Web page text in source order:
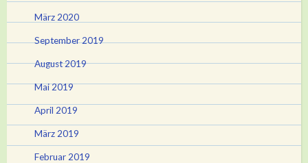
März 2020
September 2019
August 2019
Mai 2019
April 2019
März 2019
Februar 2019